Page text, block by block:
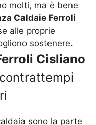
molti, ma è bene
Caldaie Ferroli
alle proprie
sostenere.
Cisliano
sono la parte